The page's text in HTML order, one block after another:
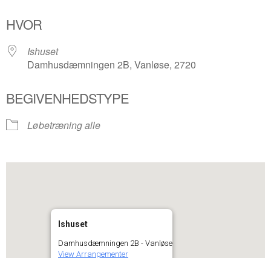
HVOR
Ishuset
Damhusdæmningen 2B, Vanløse, 2720
BEGIVENHEDSTYPE
Løbetræning alle
Ishuset
Damhusdæmningen 2B - Vanløse
View Arrangementer